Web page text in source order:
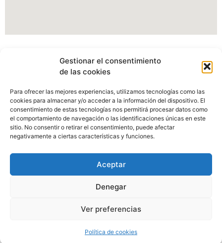
Gestionar el consentimiento
de las cookies
Para ofrecer las mejores experiencias, utilizamos tecnologías como las
cookies para almacenar y/o acceder a la información del dispositivo. El
consentimiento de estas tecnologías nos permitirá procesar datos como
el comportamiento de navegación o las identificaciones únicas en este
sitio. No consentir o retirar el consentimiento, puede afectar
negativamente a ciertas características y funciones.
Aceptar
Denegar
Ver preferencias
Política de cookies
pudiendo verse afectados algunos apartados, imagenes o
enlaces.
Disculpen las molestias.
Cantabria.